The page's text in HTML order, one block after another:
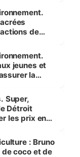
de
jeunes et
la
Super,
Détroit
les prix en
: Bruno
de coco et de